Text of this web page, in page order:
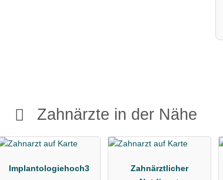
Zahnärzte in der Nähe
Implantologiehoch3
Zahnärztlicher